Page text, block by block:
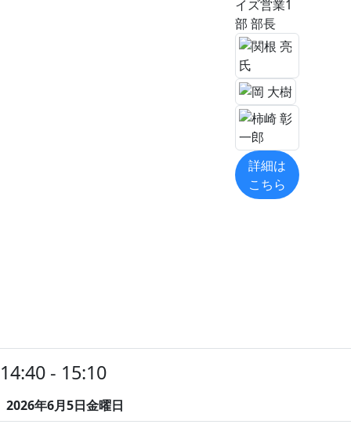
イズ営業1
部 部長
詳細は
こちら
14:40 - 15:10
2026年6月5日金曜日